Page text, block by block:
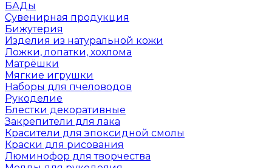
БАДы
Сувенирная продукция
Бижутерия
Изделия из натуральной кожи
Ложки, лопатки, хохлома
Матрёшки
Мягкие игрушки
Наборы для пчеловодов
Рукоделие
Блестки декоративные
Закрепители для лака
Красители для эпоксидной смолы
Краски для рисования
Люминофор для творчества